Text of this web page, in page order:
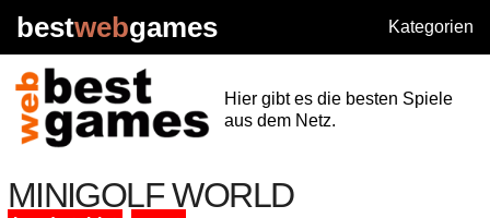
bestwebgames Kategorien
Hier gibt es die besten Spiele
aus dem Netz.
MINIGOLF WORLD